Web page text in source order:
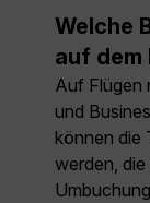
Welche
auf dem
Auf Flügen
und
können die
werden,